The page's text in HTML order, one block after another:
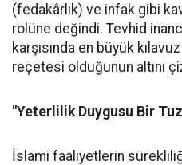
(fedakârlık) ve infak gibi
rolüne değindi. Tevhid
karşısında en büyük
reçetesi olduğunun altını
"Yeterlilik Duygusu Bir
İslami faaliyetlerin